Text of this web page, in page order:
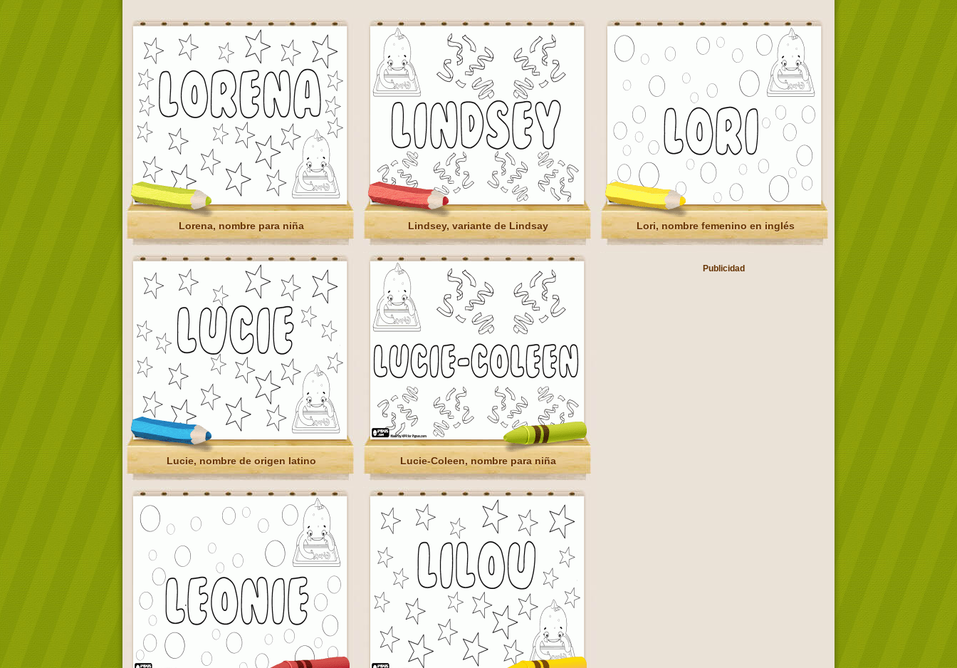
Lorena, nombre para niña Lindsey, variante de Lindsay Lori, nombre femenino en inglés
Lucie, nombre de origen latino Lucie-Coleen, nombre para niña
Publicidad